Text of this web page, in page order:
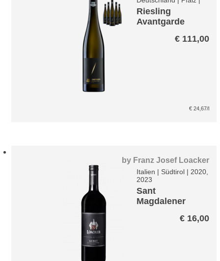
Riesling
Avantgarde
€ 111,00
€ 24,67/l
by Franz Josef Loacker
Italien | Südtirol| 2020,
2023
Sant
Magdalener
€ 16,00